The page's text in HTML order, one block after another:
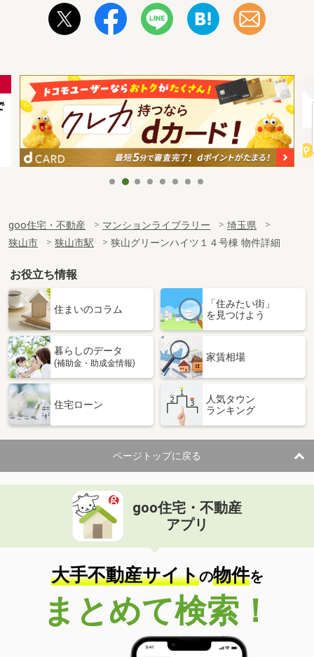
goo住宅・不動産 マンションライブラリー
埼玉県
狭山市
狭山市駅 狭山グリーンハイツ１４号棟 物件詳細
お役立ち情報
住まいのコラム
「住みたい街」
を見つけよう
暮らしのデータ
(補助金・助成金情報)
家賃相場
住宅ローン
人気タウン
ランキング
ページトップに戻る
goo住宅・不動産
アプリ
大手不動産サイトの物件を
まとめて検索！